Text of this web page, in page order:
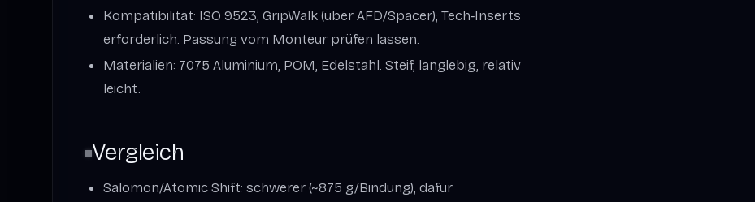
Kompatibilität: ISO 9523, GripWalk (über AFD/Spacer); Tech‑Inserts
erforderlich. Passung vom Monteur prüfen lassen.
Materialien: 7075 Aluminium, POM, Edelstahl. Steif, langlebig, relativ
leicht.
Vergleich
Salomon/Atomic Shift: schwerer (~875 g/Bindung), dafür